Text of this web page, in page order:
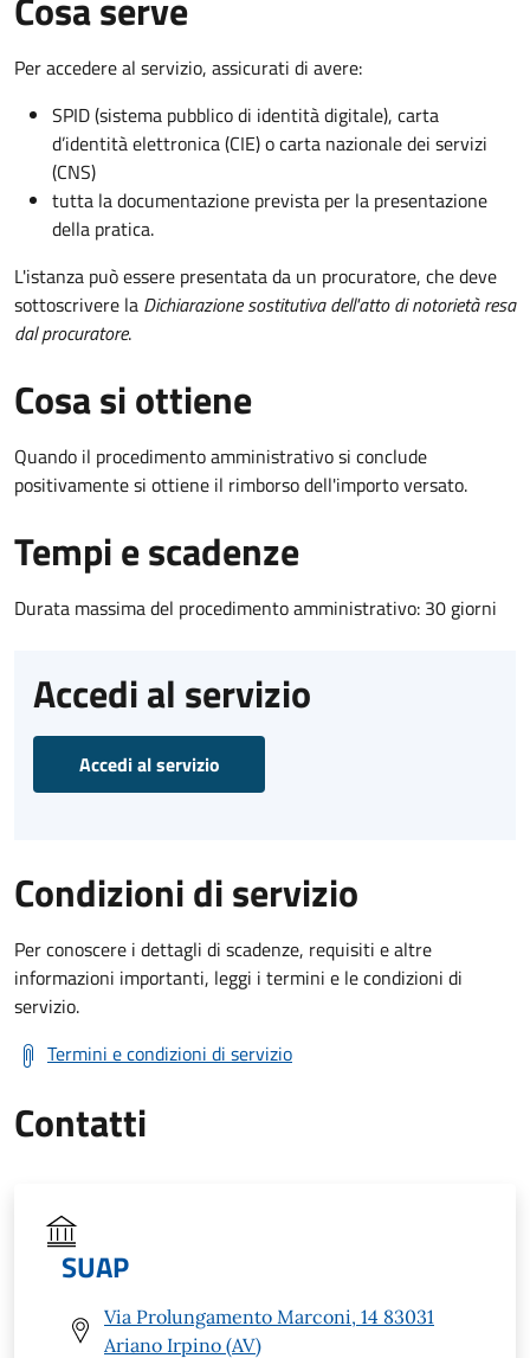
Per accedere al servizio, assicurati di avere:
SPID (sistema pubblico di identità digitale), carta
d’identità elettronica (CIE) o carta nazionale dei servizi
(CNS)
tutta la documentazione prevista per la presentazione
della pratica.
L'istanza può essere presentata da un procuratore, che deve
sottoscrivere la Dichiarazione sostitutiva dell'atto di notorietà resa
dal procuratore.
Cosa si ottiene
Quando il procedimento amministrativo si conclude
positivamente si ottiene il rimborso dell'importo versato.
Tempi e scadenze
Durata massima del procedimento amministrativo: 30 giorni
Accedi al servizio
Accedi al servizio
Condizioni di servizio
Per conoscere i dettagli di scadenze, requisiti e altre
informazioni importanti, leggi i termini e le condizioni di
servizio.
Termini e condizioni di servizio
Contatti
SUAP
Via Prolungamento Marconi, 14 83031
Ariano Irpino (AV)